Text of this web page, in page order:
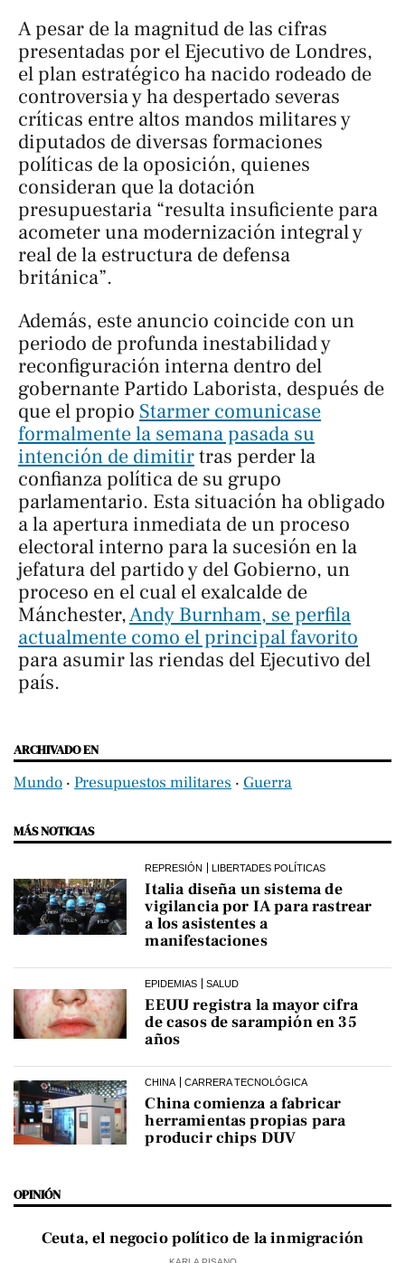
A pesar de la magnitud de las cifras
presentadas por el Ejecutivo de Londres,
el plan estratégico ha nacido rodeado de
controversia y ha despertado severas
críticas entre altos mandos militares y
diputados de diversas formaciones
políticas de la oposición, quienes
consideran que la dotación
presupuestaria “resulta insuficiente para
acometer una modernización integral y
real de la estructura de defensa
británica”.
Además, este anuncio coincide con un
periodo de profunda inestabilidad y
reconfiguración interna dentro del
gobernante Partido Laborista, después de
que el propio Starmer comunicase
formalmente la semana pasada su
intención de dimitirtras perder la
confianza política de su grupo
parlamentario. Esta situación ha obligado
a la apertura inmediata de un proceso
electoral interno para la sucesión en la
jefatura del partido y del Gobierno, un
proceso en el cual el exalcalde de
Mánchester,Andy Burnham, se perfila
actualmente como el principal favorito
para asumir las riendas del Ejecutivo del
país.
ARCHIVADO EN
Mundo ‧ Presupuestos militares ‧ Guerra
MÁS NOTICIAS
REPRESIÓN LIBERTADES POLÍTICAS
Italia diseña un sistema de
vigilancia por IA para rastrear
a los asistentes a
manifestaciones
EPIDEMIAS SALUD
EEUU registra la mayor cifra
de casos de sarampión en 35
años
CHINA CARRERA TECNOLÓGICA
China comienza a fabricar
herramientas propias para
producir chips DUV
OPINIÓN
Ceuta, el negocio político de la inmigración